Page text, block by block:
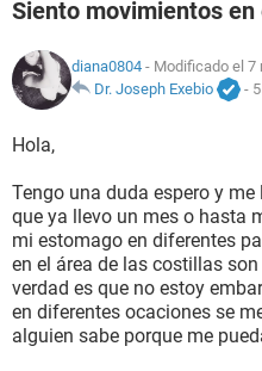
NUTRICIÓN
BIENESTAR
SEXUALIDAD
GLOSARIO
Siento movimientos
diana0804 - Modificado el 7
Dr. Joseph Exebio
-
Hola,
Tengo una duda espero y
que ya llevo un mes o hasta
mi estomago en diferentes
en el área de las costillas
verdad es que no estoy
en diferentes ocaciones se
alguien sabe porque me